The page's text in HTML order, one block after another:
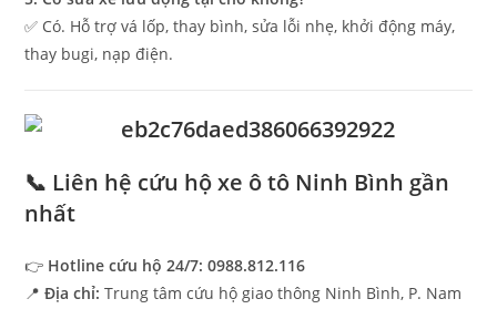
✅ Có. Hỗ trợ vá lốp, thay bình, sửa lỗi nhẹ, khởi động máy,
thay bugi, nạp điện.
📞 Liên hệ cứu hộ xe ô tô Ninh Bình gần
nhất
👉 Hotline cứu hộ 24/7: 0988.812.116
📍Địa chỉ: Trung tâm cứu hộ giao thông Ninh Bình, P. Nam